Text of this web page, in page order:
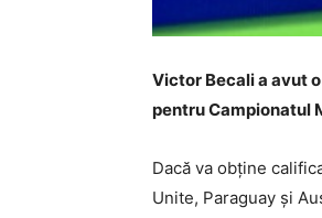
Victor Becali a avut
pentru Campionatul
Dacă va obține
Unite, Paraguay și